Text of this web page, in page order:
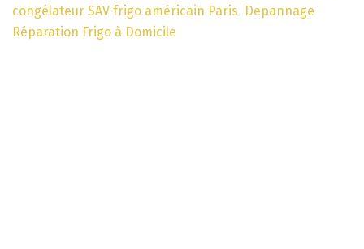
congélateur SAV frigo américain Paris Depannage
Réparation Frigo à Domicile